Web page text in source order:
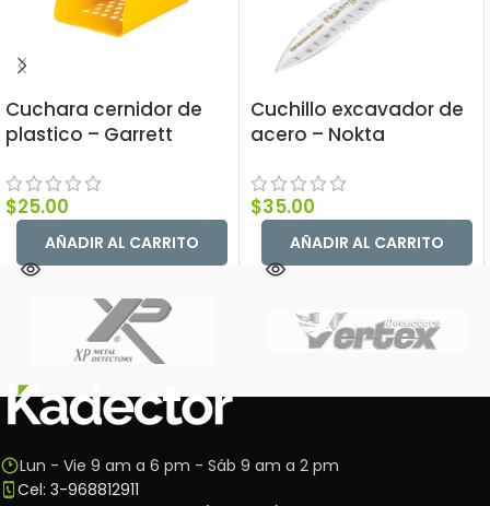
Cuchara cernidor de
plastico – Garrett
$25.00
AÑADIR AL CARRITO
Cuchillo excavador de
acero – Nokta
$35.00
AÑADIR AL CARRITO
Lun - Vie 9 am a 6 pm - Sáb 9 am a 2 pm
Cel: 3-968812911